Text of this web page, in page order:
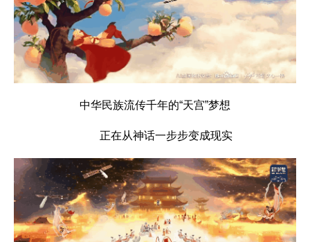
中华民族流传千年的“天宫”梦想
正在从神话一步步变成现实